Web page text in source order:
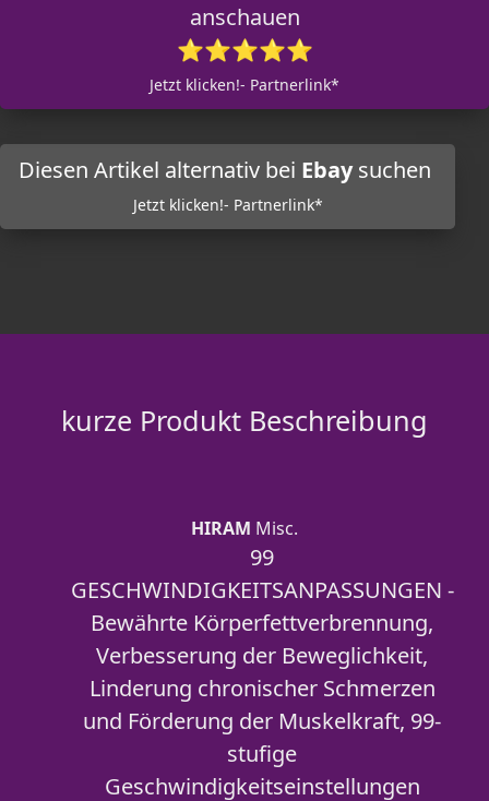
anschauen
⭐⭐⭐⭐⭐
Jetzt klicken!- Partnerlink*
Diesen Artikel alternativ bei Ebaysuchen
Jetzt klicken!- Partnerlink*
kurze Produkt Beschreibung
HIRAM Misc.
99
GESCHWINDIGKEITSANPASSUNGEN -
Bewährte Körperfettverbrennung,
Verbesserung der Beweglichkeit,
Linderung chronischer Schmerzen
und Förderung der Muskelkraft, 99-
stufige
Geschwindigkeitseinstellungen